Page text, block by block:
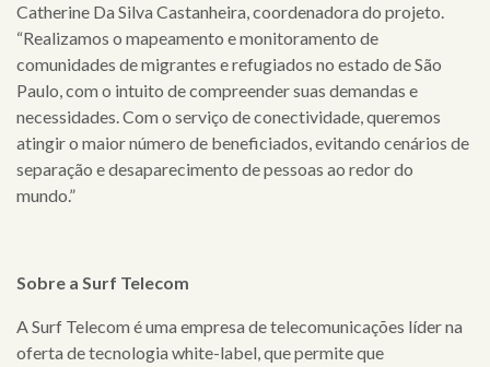
Catherine Da Silva Castanheira, coordenadora do projeto.
“Realizamos o mapeamento e monitoramento de
comunidades de migrantes e refugiados no estado de São
Paulo, com o intuito de compreender suas demandas e
necessidades. Com o serviço de conectividade, queremos
atingir o maior número de beneficiados, evitando cenários de
separação e desaparecimento de pessoas ao redor do
mundo.”
Sobre a Surf Telecom
A Surf Telecom é uma empresa de telecomunicações líder na
oferta detecnologia white-label, que permite que